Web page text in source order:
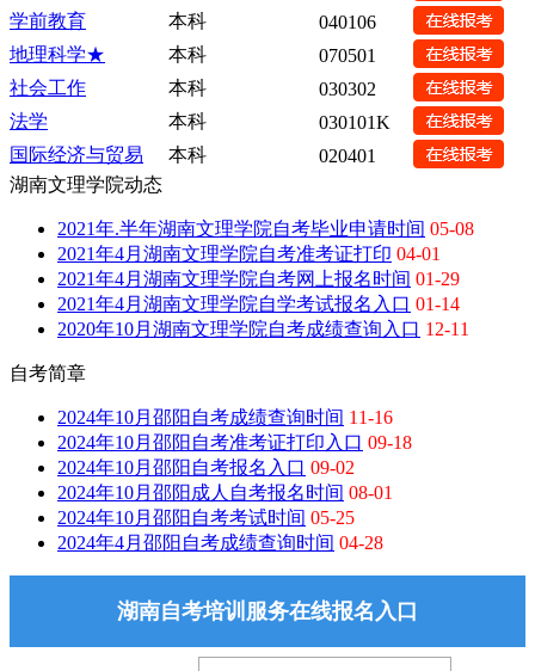
学前教育
本科
040106
地理科学★
本科
070501
社会工作
本科
030302
法学
本科
030101K
国际经济与贸易
本科
020401
湖南文理学院动态
2021年.半年湖南文理学院自考毕业申请时间 05-08
2021年4月湖南文理学院自考准考证打印 04-01
2021年4月湖南文理学院自考网上报名时间 01-29
2021年4月湖南文理学院自学考试报名入口 01-14
2020年10月湖南文理学院自考成绩查询入口 12-11
自考简章
2024年10月邵阳自考成绩查询时间 11-16
2024年10月邵阳自考准考证打印入口 09-18
2024年10月邵阳自考报名入口 09-02
2024年10月邵阳成人自考报名时间 08-01
2024年10月邵阳自考考试时间 05-25
2024年4月邵阳自考成绩查询时间 04-28
湖南自考培训服务在线报名入口